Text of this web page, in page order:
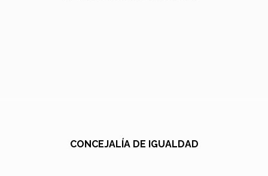
CONCEJALÍA DE IGUALDAD